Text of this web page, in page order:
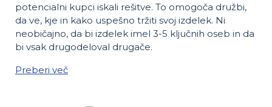
potencialni kupci iskali rešitve. To omogoča družbi,
da ve, kje in kako uspešno tržiti svoj izdelek. Ni
neobičajno, da bi izdelek imel 3-5 ključnih oseb in da
bi vsak drugodeloval drugače.
Preberi več